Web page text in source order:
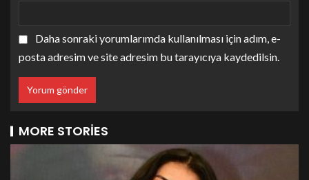
Daha sonraki yorumlarımda kullanılması için adım, e-
posta adresim ve site adresim bu tarayıcıya kaydedilsin.
MORE STORIES